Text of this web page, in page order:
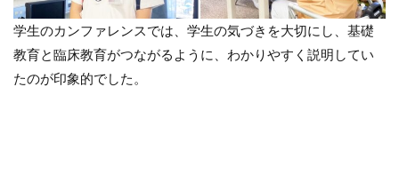
学生のカンファレンスでは、学生の気づきを大切にし、基礎
教育と臨床教育がつながるように、わかりやすく説明してい
たのが印象的でした。